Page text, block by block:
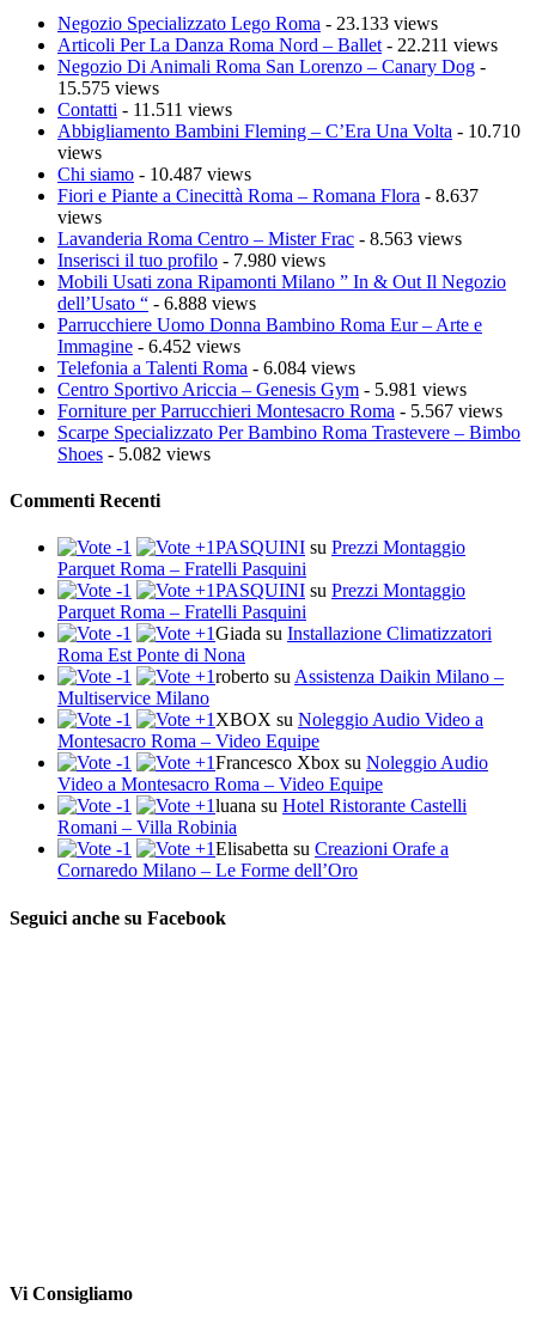
Negozio Specializzato Lego Roma - 23.133 views
Articoli Per La Danza Roma Nord – Ballet - 22.211 views
Negozio Di Animali Roma San Lorenzo – Canary Dog -
15.575 views
Contatti - 11.511 views
Abbigliamento Bambini Fleming – C’Era Una Volta - 10.710
views
Chi siamo - 10.487 views
Fiori e Piante a Cinecittà Roma – Romana Flora - 8.637
views
Lavanderia Roma Centro – Mister Frac - 8.563 views
Inserisci il tuo profilo - 7.980 views
Mobili Usati zona Ripamonti Milano ” In & Out Il Negozio
dell’Usato “ - 6.888 views
Parrucchiere Uomo Donna Bambino Roma Eur – Arte e
Immagine - 6.452 views
Telefonia a Talenti Roma - 6.084 views
Centro Sportivo Ariccia – Genesis Gym - 5.981 views
Forniture per Parrucchieri Montesacro Roma - 5.567 views
Scarpe Specializzato Per Bambino Roma Trastevere – Bimbo
Shoes - 5.082 views
Commenti Recenti
PASQUINI su Prezzi Montaggio
Parquet Roma – Fratelli Pasquini
PASQUINI su Prezzi Montaggio
Parquet Roma – Fratelli Pasquini
Giada su Installazione Climatizzatori
Roma Est Ponte di Nona
roberto suAssistenza Daikin Milano –
Multiservice Milano
XBOX su Noleggio Audio Video a
Montesacro Roma – Video Equipe
Francesco Xbox su Noleggio Audio
Video a Montesacro Roma – Video Equipe
luana su Hotel Ristorante Castelli
Romani – Villa Robinia
Elisabetta su Creazioni Orafe a
Cornaredo Milano – Le Forme dell’Oro
Seguici anche su Facebook
Vi Consigliamo